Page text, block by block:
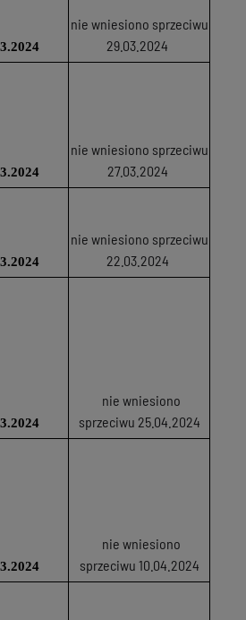
nie wniesiono sprzeciwu
29.03.2024
nie wniesiono sprzeciwu
27.03.2024
nie wniesiono sprzeciwu
22.03.2024
nie wniesiono
sprzeciwu 25.04.2024
nie wniesiono
sprzeciwu 10.04.2024